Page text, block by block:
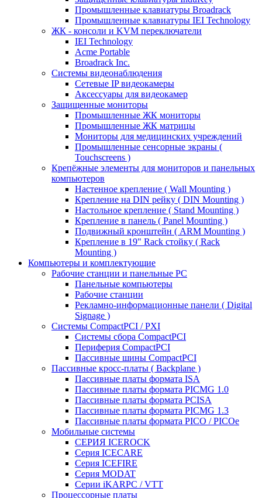
Промышленные клавиатуры Broadrack
Промышленные клавиатуры IEI Technology
ЖК - консоли и KVM переключатели
IEI Technology
Acme Portable
Broadrack Inc.
Системы видеонаблюдения
Сетевые IP видеокамеры
Аксессуары для видеокамер
Защищенные мониторы
Промышленные ЖК мониторы
Промышленные ЖК матрицы
Мониторы для медицинских учреждений
Промышленные сенсорные экраны (
Touchscreens )
Крепёжные элементы для мониторов и панельных
компьютеров
Настенное крепление ( Wall Mounting )
Крепление на DIN рейку ( DIN Mounting )
Настольное крепление ( Stand Mounting )
Крепление в панель ( Panel Mounting )
Подвижный кронштейн ( ARM Mounting )
Крепление в 19" Rack стойку ( Rack
Mounting )
Компьютеры и комплектующие
Рабочие станции и панельные РС
Панельные компьютеры
Рабочие станции
Рекламно-информационные панели ( Digital
Signage )
Системы CompactPCI / PXI
Системы сбора CompactPCI
Периферия CompactPCI
Пассивные шины CompactPCI
Пассивные кросс-платы ( Backplane )
Пассивные платы формата ISA
Пассивные платы формата PICMG 1.0
Пассивные платы формата PCISA
Пассивные платы формата PICMG 1.3
Пассивные платы формата PICO / PICOe
Мобильные системы
СЕРИЯ ICEROCK
Серия ICECARE
Серия ICEFIRE
Серия MODAT
Серии iKARPC / VTT
Процессорные платы